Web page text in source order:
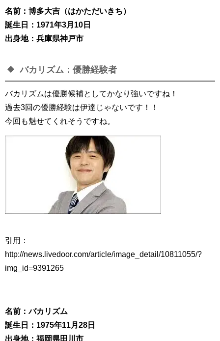
名前：博多大吉（はかただいきち）
誕生日：1971年3月10日
出身地：兵庫県神戸市
バカリズム：優勝経験者
バカリズムは優勝候補としてかなり強いですね！
過去3回の優勝経験は伊達じゃないです！！
今回も魅せてくれそうですね。
引用：
http://news.livedoor.com/article/image_detail/10811055/?
img_id=9391265
名前：バカリズム
誕生日：1975年11月28日
出身地：福岡県田川市